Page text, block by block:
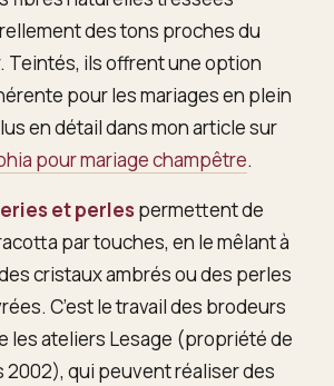
des tons proches du
Teintés, ils offrent une option
pour les mariages en plein
en détail dans mon article sur
pour mariage champêtre.
et perles permettent de
par touches, en le mêlant à
cristaux ambrés ou des perles
C’est le travail des brodeurs
les ateliers Lesage (propriété de
2002), qui peuvent réaliser des